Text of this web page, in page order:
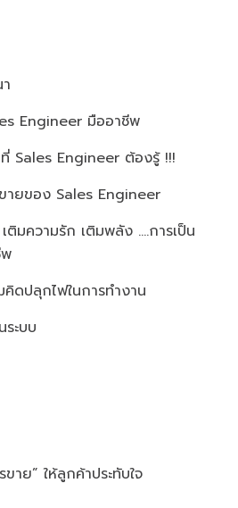
Engineer มืออาชีพ
Sales Engineer ต้องรู้ !!!
ายของ Sales Engineer
มความรัก เติมพลัง ....การเป็น
ดปลุกไฟในการทำงาน
ะบบ
าย” ให้ลูกค้าประทับใจ